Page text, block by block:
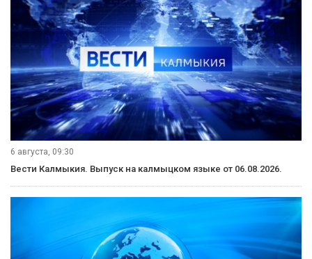
6 августа, 09:30
Вести Калмыкия. Выпуск на калмыцком языке от 06.08.2026.